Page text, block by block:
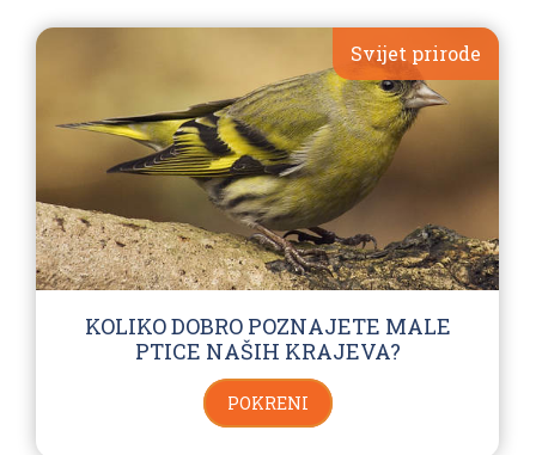
Svijet prirode
KOLIKO DOBRO POZNAJETE MALE
PTICE NAŠIH KRAJEVA?
POKRENI